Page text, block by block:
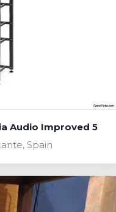
Audio Improved 5
Spain